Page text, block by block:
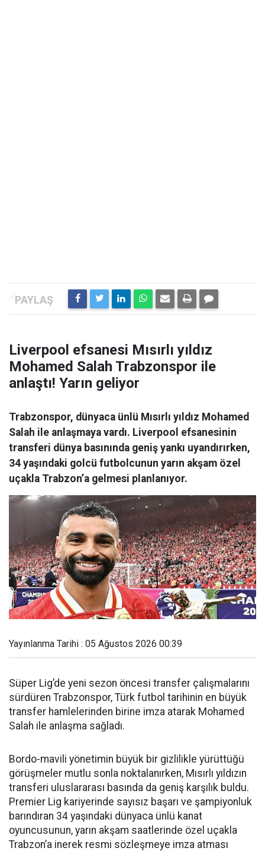
Liverpool efsanesi Mısırlı yıldız
Mohamed Salah Trabzonspor ile
anlaştı! Yarın geliyor
Trabzonspor, dünyaca ünlü Mısırlı yıldız Mohamed
Salah ile anlaşmaya vardı. Liverpool efsanesinin
transferi dünya basınında geniş yankı uyandırırken,
34 yaşındaki golcü futbolcunun yarın akşam özel
uçakla Trabzon’a gelmesi planlanıyor.
Yayınlanma Tarihi : 05 Ağustos 2026 00:39
Süper Lig’de yeni sezon öncesi transfer çalışmalarını
sürdüren Trabzonspor, Türk futbol tarihinin en büyük
transfer hamlelerinden birine imza atarak Mohamed
Salah ile anlaşma sağladı.
Bordo-mavili yönetimin büyük bir gizlilikle yürüttüğü
görüşmeler mutlu sonla noktalanırken, Mısırlı yıldızın
transferi uluslararası basında da geniş karşılık buldu.
Premier Lig kariyerinde sayısız başarı ve şampiyonluk
barındıran 34 yaşındaki dünyaca ünlü kanat
oyuncusunun, yarın akşam saatlerinde özel uçakla
Trabzon’a inerek resmi sözleşmeye imza atması